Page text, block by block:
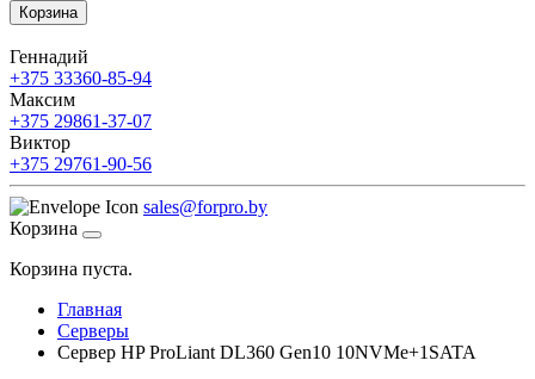
Корзина
Геннадий
+375 33360-85-94
Максим
+375 29861-37-07
Виктор
+375 29761-90-56
sales@forpro.by
Корзина
Корзина пуста.
Главная
Серверы
Сервер HP ProLiant DL360 Gen10 10NVMe+1SATA